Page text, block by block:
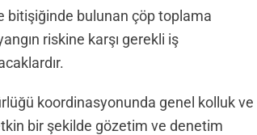
bitişiğinde bulunan çöp toplama
riskine karşı gerekli iş
koordinasyonunda genel kolluk ve
bir şekilde gözetim ve denetim